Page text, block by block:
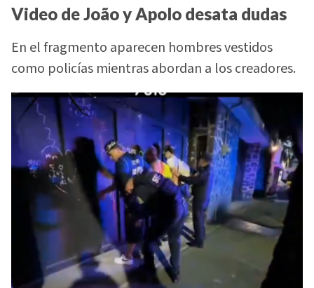
Video de João y Apolo desata dudas
En el fragmento aparecen hombres vestidos
como policías mientras abordan a los creadores.